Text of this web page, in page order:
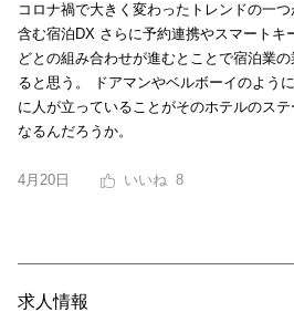
コロナ禍で大きく変わったトレンドの一
含む宿泊DX さらに予約連携やスマートキ
どとの組み合わせが進むとことで宿泊業
ると思う。 ドアマンやベルボーイのよう
に人が立っていることがそのホテルのス
なるんだろうか。
4月20日
8
求人情報